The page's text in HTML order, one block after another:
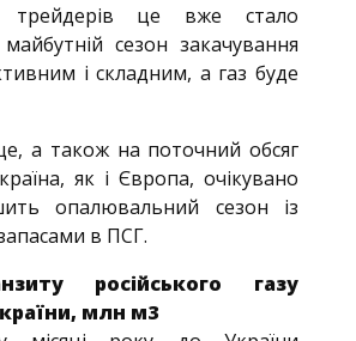
трейдерів це вже стало
сезон закачування
і складним, а газ буде
а також на поточний обсяг
як і Європа, очікувано
опалювальний сезон із
в ПСГ.
російського газу
млн м3